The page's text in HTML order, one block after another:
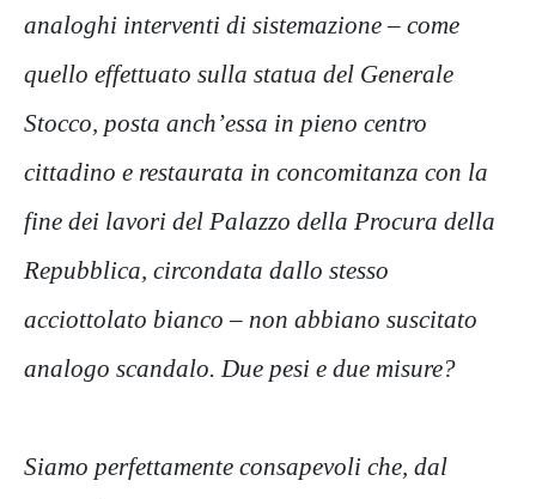
analoghi interventi di sistemazione – come
quello effettuato sulla statua del Generale
Stocco, posta anch’essa in pieno centro
cittadino e restaurata in concomitanza con la
fine dei lavori del Palazzo della Procura della
Repubblica, circondata dallo stesso
acciottolato bianco – non abbiano suscitato
analogo scandalo. Due pesi e due misure?
Siamo perfettamente consapevoli che, dal